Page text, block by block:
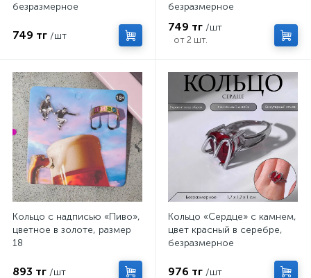
безразмерное
749 тг /шт
безразмерное
749 тг /шт
от 2 шт.
Кольцо с надписью «Пиво»,
цветное в золоте, размер
18
893 тг /шт
Кольцо «Сердце» с камнем,
цвет красный в серебре,
безразмерное
976 тг /шт